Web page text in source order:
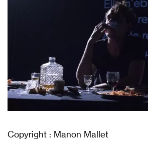
Copyright : Manon Mallet